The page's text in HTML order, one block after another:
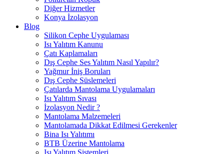
Diğer Hizmetler
Konya İzolasyon
Blog
Silikon Cephe Uygulaması
Isı Yalıtım Kanunu
Çatı Kaplamaları
Dış Cephe Ses Yalıtım Nasıl Yapılır?
Yağmur İniş Boruları
Dış Cephe Süslemeleri
Çatılarda Mantolama Uygulamaları
Isı Yalıtım Sıvası
İzolasyon Nedir ?
Mantolama Malzemeleri
Mantolamada Dikkat Edilmesi Gerekenler
Bina Isı Yalıtımı
BTB Üzerine Mantolama